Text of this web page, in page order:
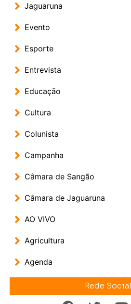
Jaguaruna
Evento
Esporte
Entrevista
Educação
Cultura
Colunista
Campanha
Câmara de Sangão
Câmara de Jaguaruna
AO VIVO
Agricultura
Agenda
Rede Social